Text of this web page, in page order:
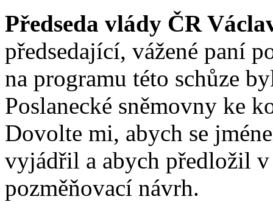
Předseda vlády ČR
předsedající, vážené paní
na programu této schůze
Poslanecké sněmovny ke
Dovolte mi, abych se
vyjádřil a abych předložil
pozměňovací návrh.